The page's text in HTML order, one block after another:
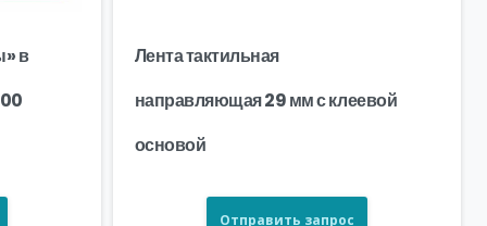
в
Лента тактильная
направляющая 29 мм с клеевой
основой
Отправить запрос